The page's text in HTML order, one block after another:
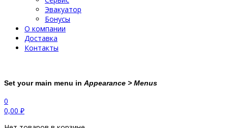
Эвакуатор
Бонусы
О компании
Доставка
Контакты
Set your main menu in Appearance > Menus
0
0,00 ₽